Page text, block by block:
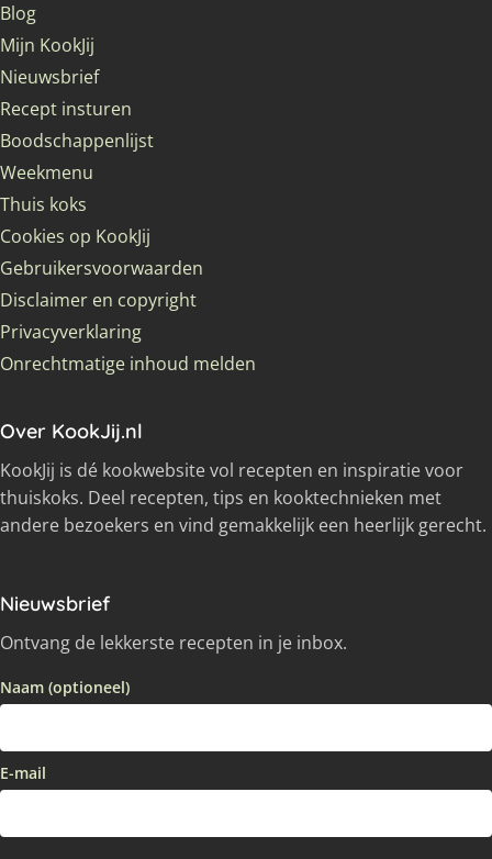
Blog
Mijn KookJij
Nieuwsbrief
Recept insturen
Boodschappenlijst
Weekmenu
Thuis koks
Cookies op KookJij
Gebruikersvoorwaarden
Disclaimer en copyright
Privacyverklaring
Onrechtmatige inhoud melden
Over KookJij.nl
KookJij is dé kookwebsite vol recepten en inspiratie voor
thuiskoks. Deel recepten, tips en kooktechnieken met
andere bezoekers en vind gemakkelijk een heerlijk gerecht.
Nieuwsbrief
Ontvang de lekkerste recepten in je inbox.
Naam (optioneel)
E-mail